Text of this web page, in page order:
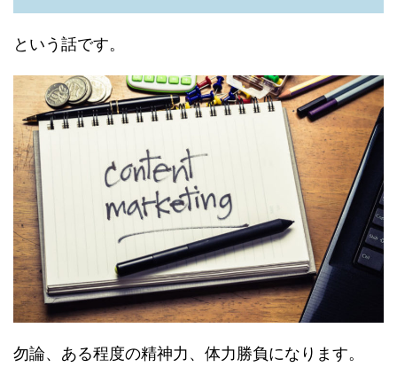
という話です。
勿論、ある程度の精神力、体力勝負になります。